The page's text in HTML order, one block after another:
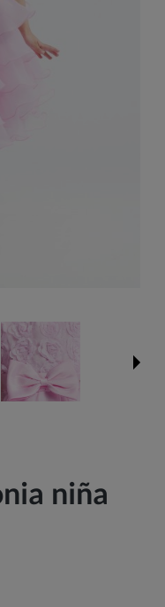
niña